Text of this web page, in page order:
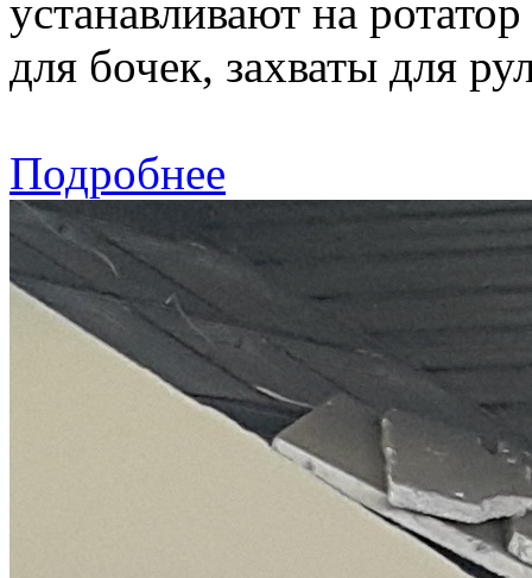
устанавливают на
для бочек, захваты для
Подробнее